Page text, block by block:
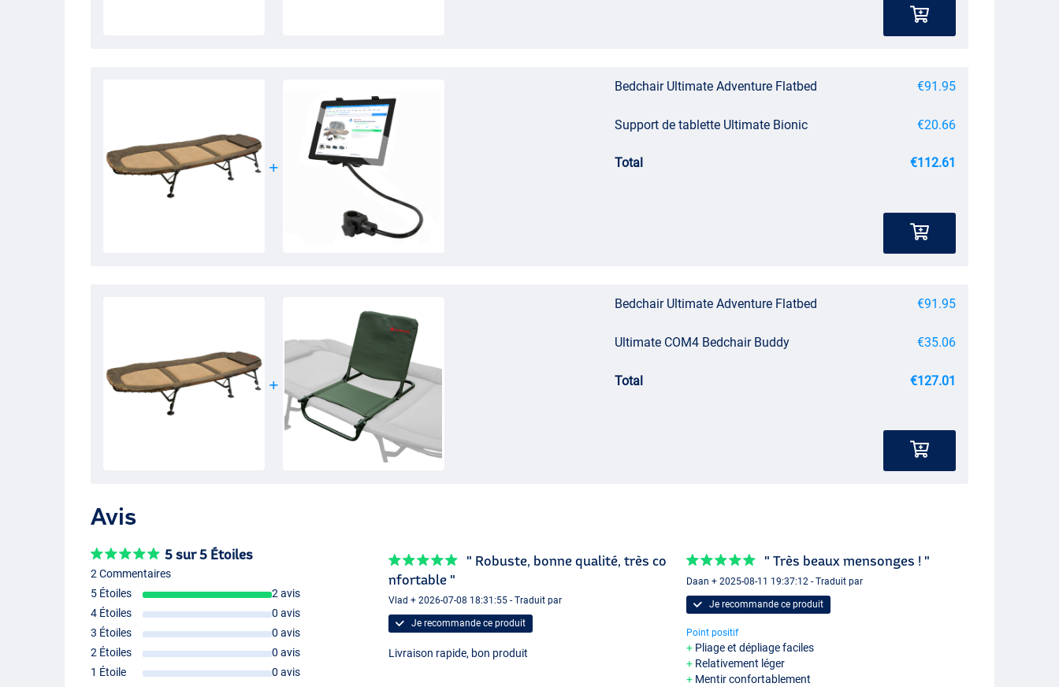
Bedchair Ultimate Adventure Flatbed €91.95
Support de tablette Ultimate Bionic €20.66
Total €112.61
Bedchair Ultimate Adventure Flatbed €91.95
Ultimate COM4 Bedchair Buddy €35.06
Total €127.01
Avis
5 sur 5 Étoiles
2 Commentaires
5 Étoiles
2 avis
4 Étoiles
0 avis
3 Étoiles
0 avis
2 Étoiles
0 avis
1 Étoile
0 avis
" Robuste, bonne qualité, très co
nfortable "
Vlad + 2026-07-08 18:31:55 - Traduit par
Je recommande ce produit
Livraison rapide, bon produit
" Très beaux mensonges ! "
Daan + 2025-08-11 19:37:12 - Traduit par
Je recommande ce produit
Point positif
Pliage et dépliage faciles
Relativement léger
Mentir confortablement